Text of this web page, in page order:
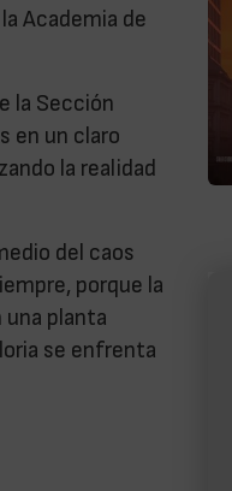
Academia de
la Sección
en un claro
la realidad
del caos
porque la
una planta
se enfrenta